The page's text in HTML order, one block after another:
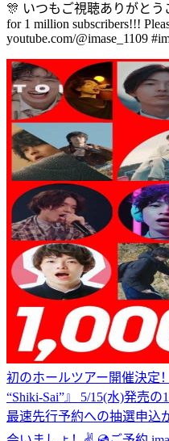
🎊 いつもご視聴ありがとう
for 1 million subscribers!!!
youtube.com/@imase_1109
初のホールツアー開催決定
“Shiki-Sai”』 5/15(水)発売
最速先行予約への抽選申込